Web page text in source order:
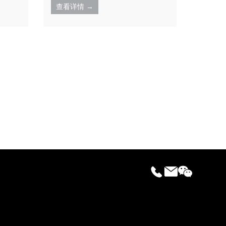
查看详情 →